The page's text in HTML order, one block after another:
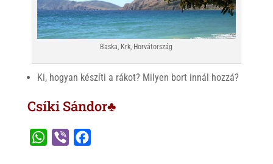
Baska, Krk, Horvátország
Ki, hogyan készíti a rákot? Milyen bort innál hozzá?
Csíki Sándor♣